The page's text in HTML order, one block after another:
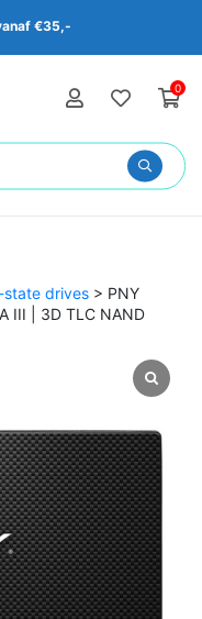
€35,-
0
state drives > PNY
III | 3D TLC NAND